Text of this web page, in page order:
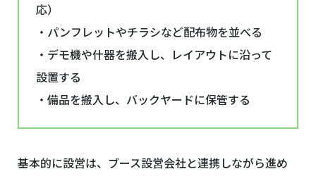
応）
・パンフレットやチラシなど配布物を並べる
・デモ機や什器を搬入し、レイアウトに沿って
設置する
・備品を搬入し、バックヤードに保管する
基本的に設営は、ブース設営会社と連携しながら進め